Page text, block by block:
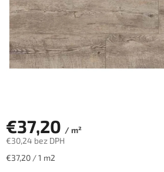
€37,20 / m²
€30,24 bez DPH
Jednotková
€37,20 / 1 m2